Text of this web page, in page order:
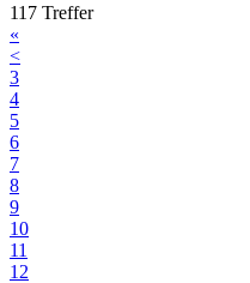
117 Treffer
«
<
3
4
5
6
7
8
9
10
11
12